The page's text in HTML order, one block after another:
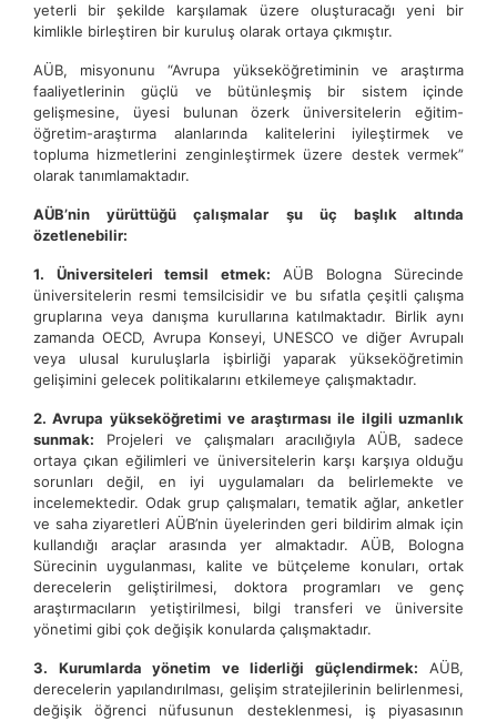
yeterli bir şekilde karşılamak üzere oluşturacağı yeni bir
kimlikle birleştiren bir kuruluş olarak ortaya çıkmıştır.
AÜB, misyonunu “Avrupa yükseköğretiminin ve araştırma
faaliyetlerinin güçlü ve bütünleşmiş bir sistem içinde
gelişmesine, üyesi bulunan özerk üniversitelerin eğitim-
öğretim-araştırma alanlarında kalitelerini iyileştirmek ve
topluma hizmetlerini zenginleştirmek üzere destek vermek”
olarak tanımlamaktadır.
AÜB’nin yürüttüğü çalışmalar şu üç başlık altında
özetlenebilir:
1. Üniversiteleri temsil etmek: AÜB Bologna Sürecinde
üniversitelerin resmi temsilcisidir ve bu sıfatla çeşitli çalışma
gruplarına veya danışma kurullarına katılmaktadır. Birlik aynı
zamanda OECD, Avrupa Konseyi, UNESCO ve diğer Avrupalı
veya ulusal kuruluşlarla işbirliği yaparak yükseköğretimin
gelişimini gelecek politikalarını etkilemeye çalışmaktadır.
2. Avrupa yükseköğretimi ve araştırması ile ilgili uzmanlık
sunmak: Projeleri ve çalışmaları aracılığıyla AÜB, sadece
ortaya çıkan eğilimleri ve üniversitelerin karşı karşıya olduğu
sorunları değil, en iyi uygulamaları da belirlemekte ve
incelemektedir. Odak grup çalışmaları, tematik ağlar, anketler
ve saha ziyaretleri AÜB’nin üyelerinden geri bildirim almak için
kullandığı araçlar arasında yer almaktadır. AÜB, Bologna
Sürecinin uygulanması, kalite ve bütçeleme konuları, ortak
derecelerin geliştirilmesi, doktora programları ve genç
araştırmacıların yetiştirilmesi, bilgi transferi ve üniversite
yönetimi gibi çok değişik konularda çalışmaktadır.
3. Kurumlarda yönetim ve liderliği güçlendirmek: AÜB,
derecelerin yapılandırılması, gelişim stratejilerinin belirlenmesi,
değişik öğrenci nüfusunun desteklenmesi, iş piyasasının